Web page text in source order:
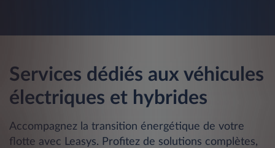
Services dédiés aux véhicules
électriques et hybrides
Accompagnez la transition énergétique de votre
flotte avec Leasys. Profitez de solutions complètes,